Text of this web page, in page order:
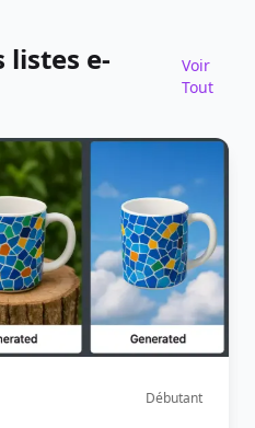
listes e-
Voir
Tout
Débutant